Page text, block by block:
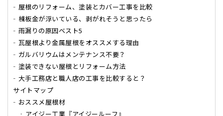
屋根のリフォーム、塗装とカバー工事を比較
棟板金が浮いている、剥がれそうと思ったら
雨漏りの原因ベスト5
瓦屋根より金属屋根をオススメする理由
ガルバリウムはメンテナンス不要？
塗装できない屋根とリフォーム方法
大手工務店と職人店の工事を比較すると？
サイトマップ
おススメ屋根材
アイジー工業『アイジールーフ』